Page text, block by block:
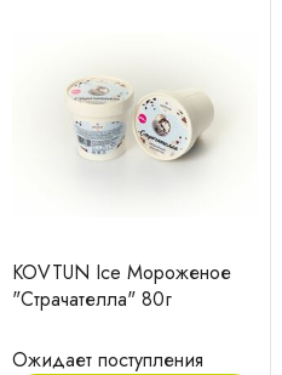
KOVTUN Ice Мороженое
"Страчателла" 80г
Ожидает поступления